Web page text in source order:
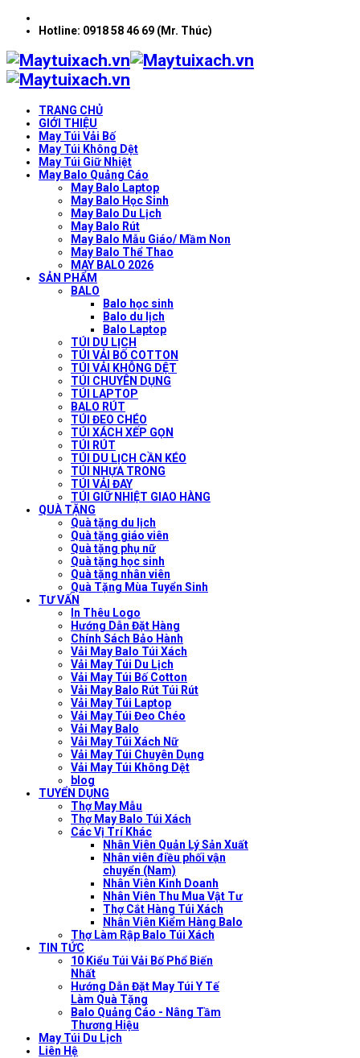
Hotline: 0918 58 46 69 (Mr. Thúc)
TRANG CHỦ
GIỚI THIỆU
May Túi Vải Bố
May Túi Không Dệt
May Túi Giữ Nhiệt
May Balo Quảng Cáo
May Balo Laptop
May Balo Học Sinh
May Balo Du Lịch
May Balo Rút
May Balo Mẫu Giáo/ Mầm Non
May Balo Thể Thao
MAY BALO 2026
SẢN PHẨM
BALO
Balo học sinh
Balo du lịch
Balo Laptop
TÚI DU LỊCH
TÚI VẢI BỐ COTTON
TÚI VẢI KHÔNG DỆT
TÚI CHUYÊN DỤNG
TÚI LAPTOP
BALO RÚT
TÚI ĐEO CHÉO
TÚI XÁCH XẾP GỌN
TÚI RÚT
TÚI DU LỊCH CẦN KÉO
TÚI NHỰA TRONG
TÚI VẢI ĐAY
TÚI GIỮ NHIỆT GIAO HÀNG
QUÀ TẶNG
Quà tặng du lịch
Quà tặng giáo viên
Quà tặng phụ nữ
Quà tặng học sinh
Quà tặng nhân viên
Quà Tặng Mùa Tuyển Sinh
TƯ VẤN
In Thêu Logo
Hướng Dẫn Đặt Hàng
Chính Sách Bảo Hành
Vải May Balo Túi Xách
Vải May Túi Du Lịch
Vải May Túi Bố Cotton
Vải May Balo Rút Túi Rút
Vải May Túi Laptop
Vải May Túi Đeo Chéo
Vải May Balo
Vải May Túi Xách Nữ
Vải May Túi Chuyên Dụng
Vải May Túi Không Dệt
blog
TUYỂN DỤNG
Thợ May Mẫu
Thợ May Balo Túi Xách
Các Vị Trí Khác
Nhân Viên Quản Lý Sản Xuất
Nhân viên điều phối vận
chuyển (Nam)
Nhân Viên Kinh Doanh
Nhân Viên Thu Mua Vật Tư
Thợ Cắt Hàng Túi Xách
Nhân Viên Kiểm Hàng Balo
Thợ Làm Rập Balo Túi Xách
TIN TỨC
10 Kiểu Túi Vải Bố Phổ Biến
Nhất
Hướng Dẫn Đặt May Túi Y Tế
Làm Quà Tặng
Balo Quảng Cáo - Nâng Tầm
Thương Hiệu
May Túi Du Lịch
Liên Hệ